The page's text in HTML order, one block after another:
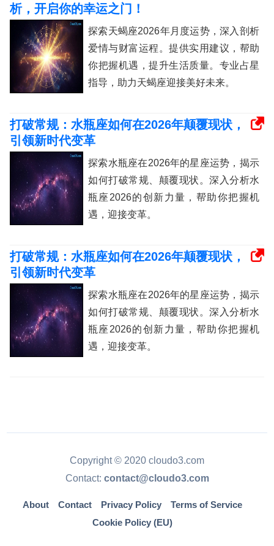
析，开启你的幸运之门！
探索天蝎座2026年月度运势，深入剖析
爱情与财富运程。提供实用建议，帮助
你把握机遇，提升生活质量。专业占星
指导，助力天蝎座迎接美好未来。
打破常规：水瓶座如何在2026年颠覆现状，
引领新时代变革
探索水瓶座在2026年的星座运势，揭示
如何打破常规、颠覆现状。深入分析水
瓶座2026的创新力量，帮助你把握机
遇，迎接变革。
打破常规：水瓶座如何在2026年颠覆现状，
引领新时代变革
探索水瓶座在2026年的星座运势，揭示
如何打破常规、颠覆现状。深入分析水
瓶座2026的创新力量，帮助你把握机
遇，迎接变革。
Copyright © 2020 cloudo3.com
Contact: contact@cloudo3.com
About Contact Privacy Policy
Terms of Service
Cookie Policy (EU)